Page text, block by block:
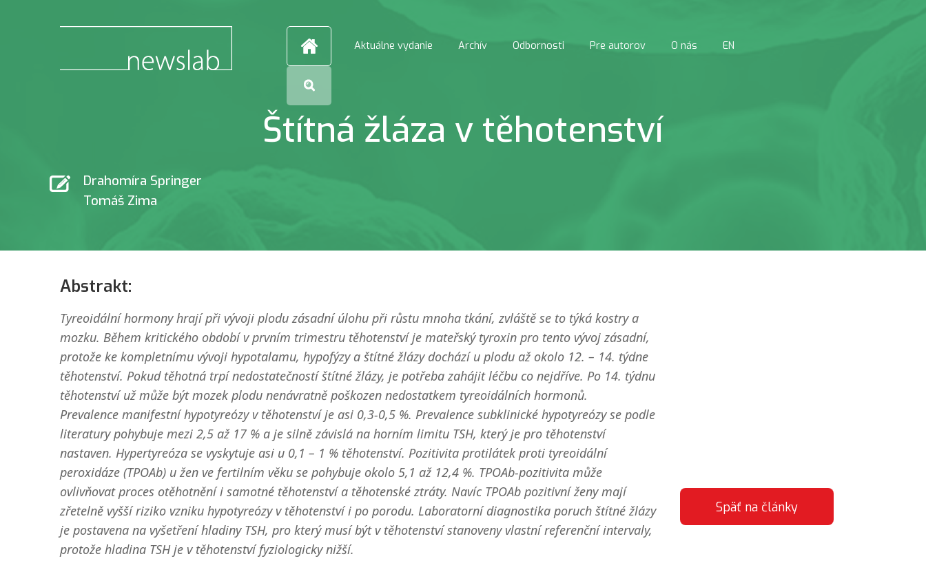
Aktuálne vydanie Archív Odbornosti Pre autorov O nás EN
Štítná žláza v těhotenství
Drahomíra Springer
Tomáš Zima
Abstrakt:
Tyreoidální hormony hrají při vývoji plodu zásadní úlohu při růstu mnoha tkání, zvláště se to týká kostry a
mozku. Během kritického období v prvním trimestru těhotenství je mateřský tyroxin pro tento vývoj zásadní,
protože ke kompletnímu vývoji hypotalamu, hypofýzy a štítné žlázy dochází u plodu až okolo 12. – 14. týdne
těhotenství. Pokud těhotná trpí nedostatečností štítné žlázy, je potřeba zahájit léčbu co nejdříve. Po 14. týdnu
těhotenství už může být mozek plodu nenávratně poškozen nedostatkem tyreoidálních hormonů.
Prevalence manifestní hypotyreózy v těhotenství je asi 0,3-0,5 %. Prevalence subklinické hypotyreózy se podle
literatury pohybuje mezi 2,5 až 17 % a je silně závislá na horním limitu TSH, který je pro těhotenství
nastaven. Hypertyreóza se vyskytuje asi u 0,1 – 1 % těhotenství. Pozitivita protilátek proti tyreoidální
peroxidáze (TPOAb) u žen ve fertilním věku se pohybuje okolo 5,1 až 12,4 %. TPOAb-pozitivita může
ovlivňovat proces otěhotnění i samotné těhotenství a těhotenské ztráty. Navíc TPOAb pozitivní ženy mají
zřetelně vyšší riziko vzniku hypotyreózy v těhotenství i po porodu. Laboratorní diagnostika poruch štítné žlázy
je postavena na vyšetření hladiny TSH, pro který musí být v těhotenství stanoveny vlastní referenční intervaly,
protože hladina TSH je v těhotenství fyziologicky nižší.
Späť na články